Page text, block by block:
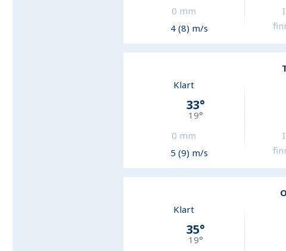
0 mm
4 (8) m/s
Klart
33°
19°
0 mm
5 (9) m/s
Klart
35°
19°